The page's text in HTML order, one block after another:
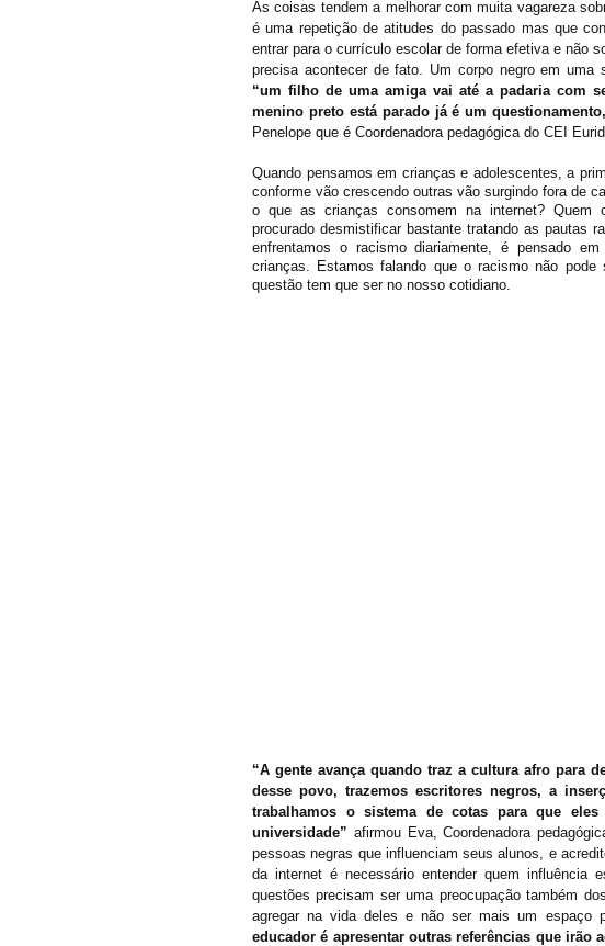
As coisas tendem a melhorar com muita vagareza
é uma repetição de atitudes do passado mas que
entrar para o currículo escolar de forma efetiva e não
“um filho de uma amiga vai até a padaria com
menino preto está parado já é um
Penelope que é Coordenadora pedagógica do CEI
Quando pensamos em crianças e adolescentes, a
conforme vão crescendo outras vão surgindo fora de
o que as crianças consomem na internet? Quem
procurado desmistificar bastante tratando as pautas
enfrentamos o racismo diariamente, é pensado
crianças. Estamos falando que o racismo não
questão tem que ser no nosso cotidiano.
“A gente avança quando traz a cultura afro para
desse povo, trazemos escritores negros, a
trabalhamos o sistema de cotas para que
universidade” afirmou Eva, Coordenadora
pessoas negras que influenciam seus alunos, e
da internet é necessário entender quem influência
questões precisam ser uma preocupação também
agregar na vida deles e não ser mais um espaço
educador é apresentar outras referências que irão